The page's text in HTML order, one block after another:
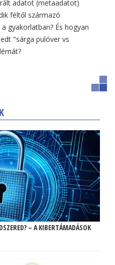
adatot (metaadatot)
féltől származó
gyakorlatban? És hogyan
"sárga pulóver vs
– A KIBERTÁMADÁSOK